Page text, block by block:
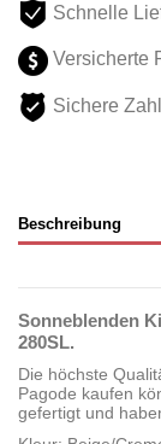
Schnelle
Versicherte
Sichere
Beschreibung
Sonneblenden
280SL.
Die höchste
Pagode kaufen
gefertigt und